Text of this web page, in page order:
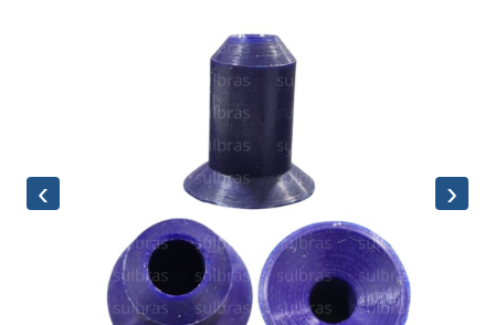
‹ ›
Revestimento
Poliuretano
Serviço de
Usinagem